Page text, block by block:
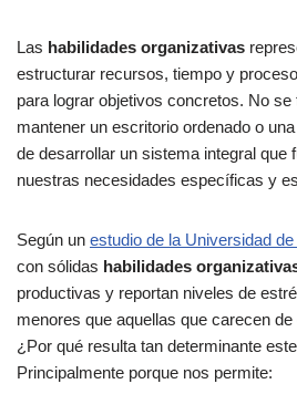
Las habilidades organizativas
estructurar recursos, tiempo y
para lograr objetivos concretos. No
mantener un escritorio ordenado o
de desarrollar un sistema integral que
nuestras necesidades específicas y
Según un estudio de la Universidad
con sólidas habilidades
productivas y reportan niveles de
menores que aquellas que carecen
¿Por qué resulta tan determinante
Principalmente porque nos permite: